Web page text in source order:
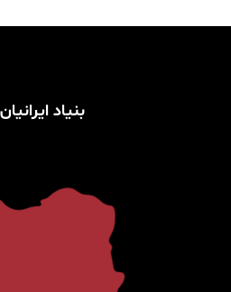
h
بنیاد ایرانیان